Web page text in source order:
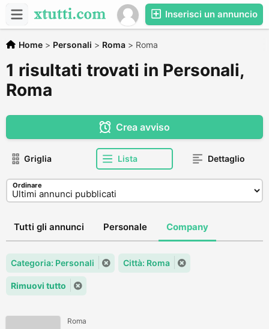
Inserisci un annuncio
Home > Personali > Roma > Roma
1 risultati trovati in Personali,
Roma
Crea avviso
Griglia Lista Dettaglio
Ordinare
Tutti gli annunci Personale Company
Categoria: Personali Città: Roma
Rimuovi tutto
Roma